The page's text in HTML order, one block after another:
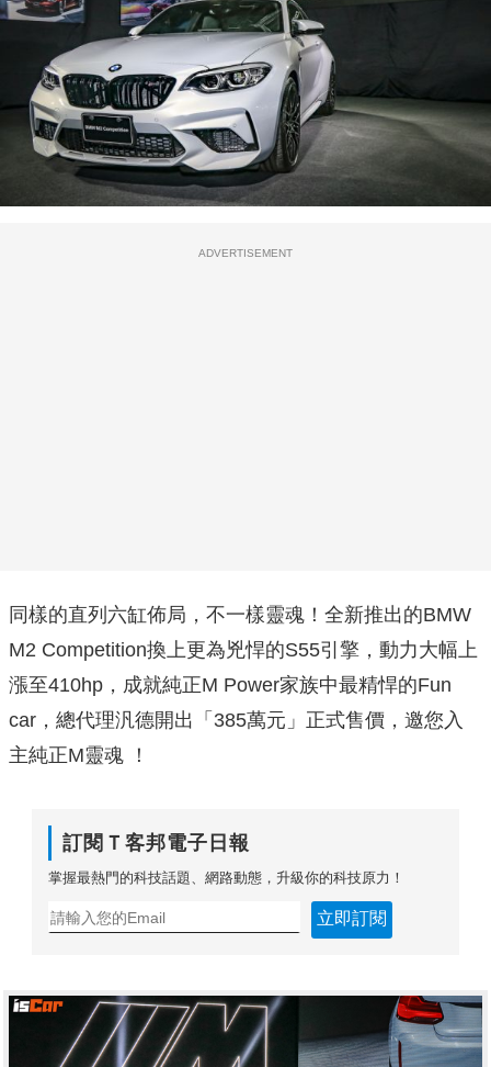
ADVERTISEMENT
同樣的直列六缸佈局，不一樣靈魂！全新推出的BMW
M2 Competition換上更為兇悍的S55引擎，動力大幅上
漲至410hp，成就純正M Power家族中最精悍的Fun
car，總代理汎德開出「385萬元」正式售價，邀您入
主純正M靈魂 ！
訂閱Ｔ客邦電子日報
掌握最熱門的科技話題、網路動態，升級你的科技原力！
立即訂閱